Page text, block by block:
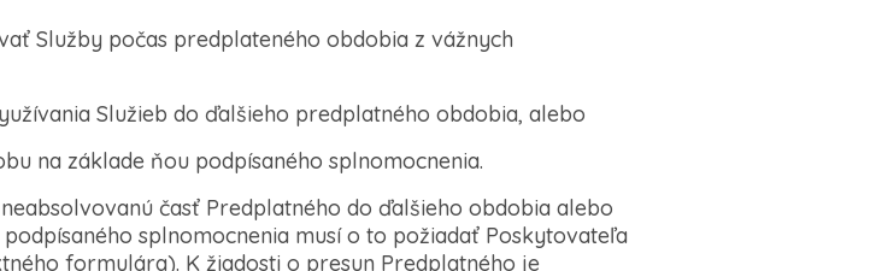
Služby počas predplateného obdobia z vážnych
Služieb do ďalšieho predplatného obdobia, alebo
na základe ňou podpísaného splnomocnenia.
časť Predplatného do ďalšieho obdobia alebo
splnomocnenia musí o to požiadať Poskytovateľa
formulára). K žiadosti o presun Predplatného je